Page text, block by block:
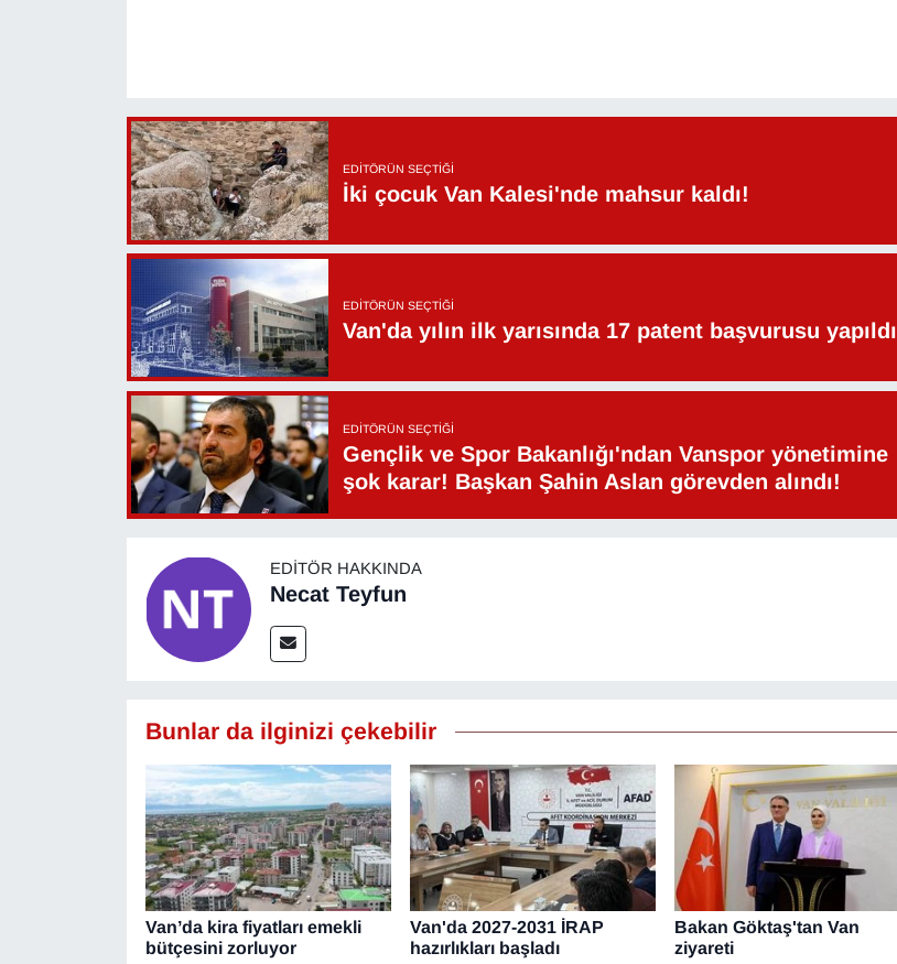
EDITÖRÜN SEÇTIĞI
İki çocuk Van Kalesi'nde mahsur kaldı!
EDITÖRÜN SEÇTIĞI
Van'da yılın ilk yarısında 17 patent başvurusu yapıldı
EDITÖRÜN SEÇTIĞI
Gençlik ve Spor Bakanlığı'ndan Vanspor yönetimine
şok karar! Başkan Şahin Aslan görevden alındı!
EDITÖR HAKKINDA
Necat Teyfun
Bunlar da ilginizi çekebilir
Van’da kira fiyatları emekli
bütçesini zorluyor
Van'da 2027-2031 İRAP
hazırlıkları başladı
Bakan Göktaş'tan Van
ziyareti
VAN'DA SPOR